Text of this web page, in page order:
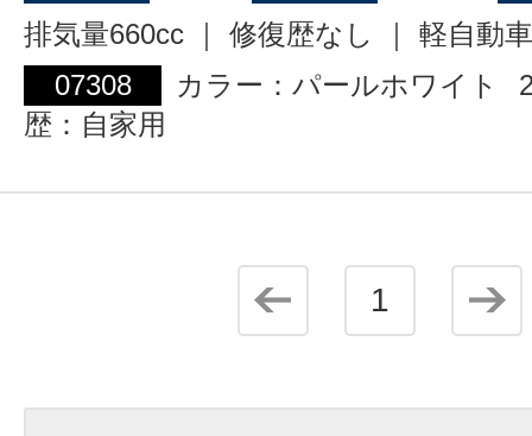
排気量660cc ｜ 修復歴なし ｜ 軽自動車
07308
カラー：パールホワイト
歴：自家用
1